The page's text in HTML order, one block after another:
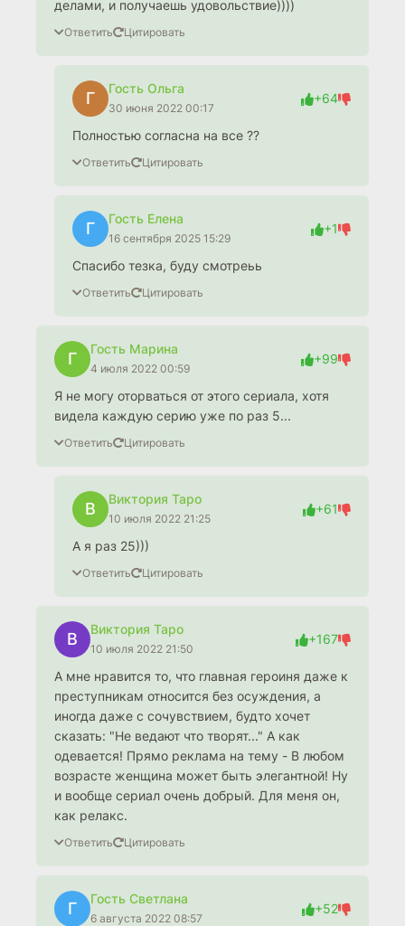
делами, и получаешь удовольствие))))
Ответить Цитировать
Г
Гость Ольга
30 июня 2022 00:17
+64
Полностью согласна на все ??
Ответить Цитировать
Г
Гость Елена
16 сентября 2025 15:29
+1
Спасибо тезка, буду смотреьь
Ответить Цитировать
Г
Гость Марина
4 июля 2022 00:59
+99
Я не могу оторваться от этого сериала, хотя
видела каждую серию уже по раз 5...
Ответить Цитировать
В
Виктория Таро
10 июля 2022 21:25
+61
А я раз 25)))
Ответить Цитировать
В
Виктория Таро
10 июля 2022 21:50
+167
А мне нравится то, что главная героиня даже к
преступникам относится без осуждения, а
иногда даже с сочувствием, будто хочет
сказать: "Не ведают что творят..." А как
одевается! Прямо реклама на тему - В любом
возрасте женщина может быть элегантной! Ну
и вообще сериал очень добрый. Для меня он,
как релакс.
Ответить Цитировать
Г
Гость Светлана
6 августа 2022 08:57
+52